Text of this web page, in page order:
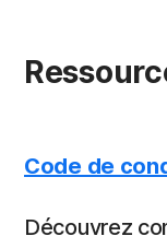
Code de
Découvrez